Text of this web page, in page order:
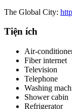
The Global City:
Tiện ích
Air-
Fiber internet
Television
Telephone
Washing
Shower cabin
Refrigerator